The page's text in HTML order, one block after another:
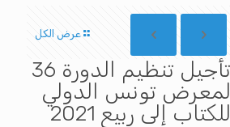
عرض الكل
تأجيل تنظيم الدورة 36
لمعرض تونس الدولي
للكتاب إلى ربيع 2021